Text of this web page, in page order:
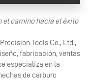
el camino hacia el éxito
Tools Co., Ltd.,
fabricación, ventas
especializa en la
de carburo